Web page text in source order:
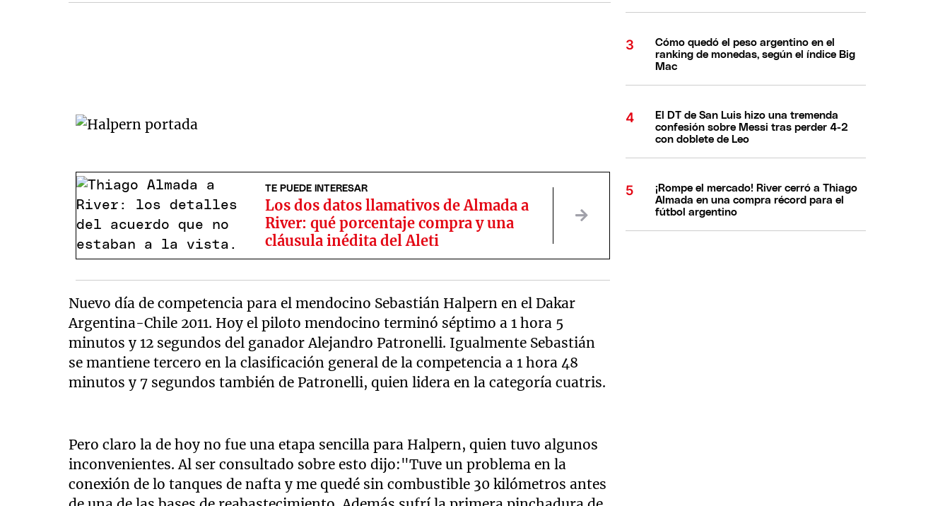
TE PUEDE INTERESAR
Los dos datos llamativos de Almada a
River: qué porcentaje compra y una
cláusula inédita del Aleti
Nuevo día de competencia para el mendocino Sebastián Halpern en el Dakar
Argentina-Chile 2011. Hoy el piloto mendocino terminó séptimo a 1 hora 5
minutos y 12 segundos del ganador Alejandro Patronelli. Igualmente Sebastián
se mantiene tercero en la clasificación general de la competencia a 1 hora 48
minutos y 7 segundos también de Patronelli, quien lidera en la categoría cuatris.
Pero claro la de hoy no fue una etapa sencilla para Halpern, quien tuvo algunos
inconvenientes. Al ser consultado sobre esto dijo:"Tuve un problema en la
conexión de lo tanques de nafta y me quedé sin combustible 30 kilómetros antes
Cómo quedó el peso argentino en el
ranking de monedas, según el índice Big
Mac
El DT de San Luis hizo una tremenda
confesión sobre Messi tras perder 4-2
con doblete de Leo
¡Rompe el mercado! River cerró a Thiago
Almada en una compra récord para el
fútbol argentino